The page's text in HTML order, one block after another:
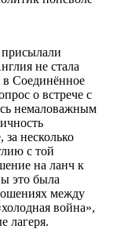
не стала
в Соединённое
о встрече с
немаловажным
несколько
с той
на ланч к
это была
между
война»,
лагеря.